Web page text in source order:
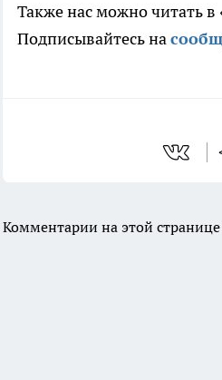
Также нас можно читать в
Подписывайтесь на
Комментарии на этой